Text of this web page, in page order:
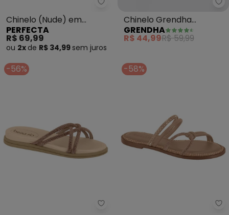
Perfecta - Chinelo (Nude) em
Chinelo (Nude) em
Material de Pvc
PERFECTA
R$ 69,99
ou 2x de R$ 34,99 sem juros
Chinelo Grendha
Radiante (Rose)
GRENDHA
R$ 44,99R$ 59,99
-56%
Beira Rio - Chinelo Beira Rio
-58%